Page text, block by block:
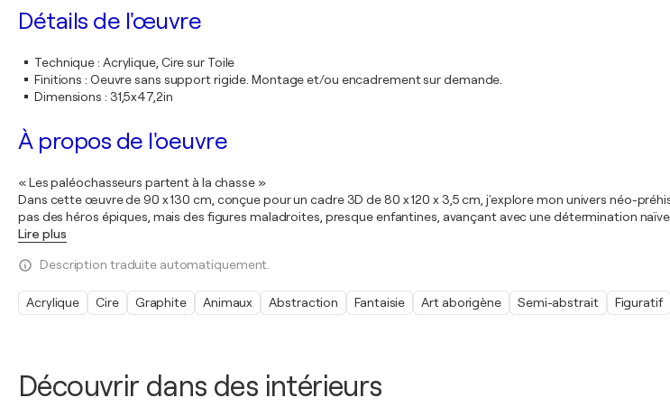
Découvrir dans des intérieurs
Détails de l'œuvre
Technique: Acrylique, Cire sur Toile
Finitions : Oeuvre sans support rigide. Montage et/ou encadrement sur demande.
Dimensions : 31,5x47,2in
À propos de l'oeuvre
« Les paléochasseurs partent à la chasse »
Dans cette œuvre de 90 x 130 cm, conçue pour un cadre 3D de 80 x 120 x 3,5 cm, j'explore mon univers néo-
pas des héros épiques, mais des figures maladroites, presque enfantines, avançant avec une détermination
Lire plus
Description traduite automatiquement.
Acrylique Cire Graphite Animaux Abstraction Fantaisie Art aborigène Semi-abstrait Figuratif